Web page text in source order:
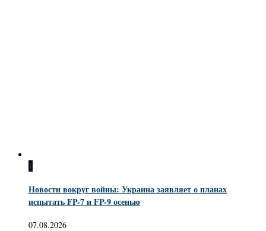
1
Новости вокруг войны: Украина заявляет о планах
испытать FP-7 и FP-9 осенью
07.08.2026